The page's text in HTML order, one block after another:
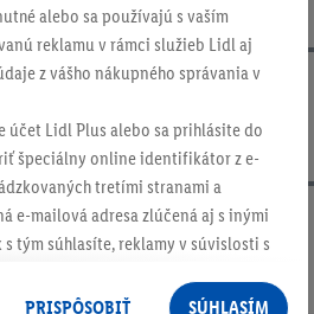
alebo sa používajú s vaším
reklamu v rámci služieb Lidl aj
z vášho nákupného správania v
Lidl Plus alebo sa prihlásite do
špeciálny online identifikátor z e-
tretími stranami a
e-mailová adresa zlúčená aj s inými
tým súhlasíte, reklamy v súvislosti s
a v rôznych službách
PRISPÔSOBIŤ SÚHLASÍM